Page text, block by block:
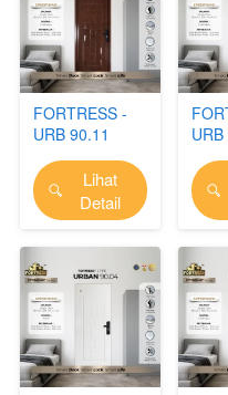
FORTRESS -
URB 90.11
`
Lihat
Detail
`